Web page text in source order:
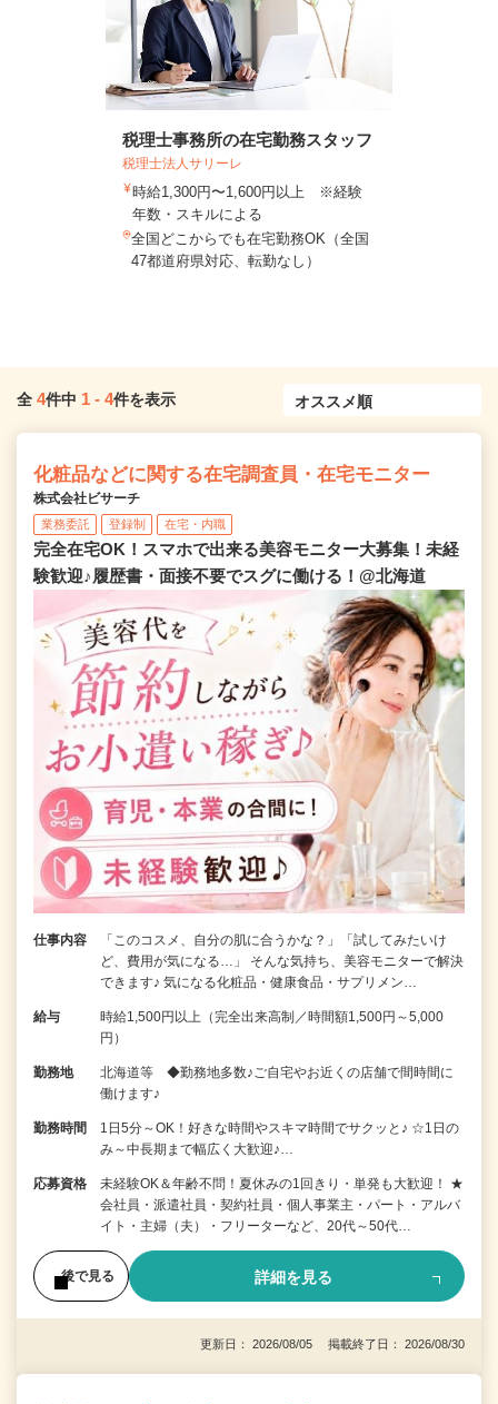
税理士事務所の在宅勤務スタッフ
税理士法人サリーレ
時給1,300円〜1,600円以上 ※経験
年数・スキルによる
全国どこからでも在宅勤務OK（全国
47都道府県対応、転勤なし）
全 4件中 1 - 4件を表示
化粧品などに関する在宅調査員・在宅モニター
株式会社ビサーチ
業務委託 登録制 在宅・内職
完全在宅OK！スマホで出来る美容モニター大募集！未経
験歓迎♪履歴書・面接不要でスグに働ける！@北海道
仕事内容
「このコスメ、自分の肌に合うかな？」「試してみたいけ
ど、費用が気になる…」 そんな気持ち、美容モニターで解決
できます♪ 気になる化粧品・健康食品・サプリメン…
給与
時給1,500円以上（完全出来高制／時間額1,500円～5,000
円）
勤務地
北海道等 ◆勤務地多数♪ご自宅やお近くの店舗で間時間に
働けます♪
勤務時間
1日5分～OK！好きな時間やスキマ時間でサクッと♪ ☆1日の
み～中長期まで幅広く大歓迎♪…
応募資格
未経験OK＆年齢不問！夏休みの1回きり・単発も大歓迎！ ★
会社員・派遣社員・契約社員・個人事業主・パート・アルバ
イト・主婦（夫）・フリーターなど、20代～50代…
後で見る 詳細を見る
更新日： 2026/08/05 掲載終了日： 2026/08/30